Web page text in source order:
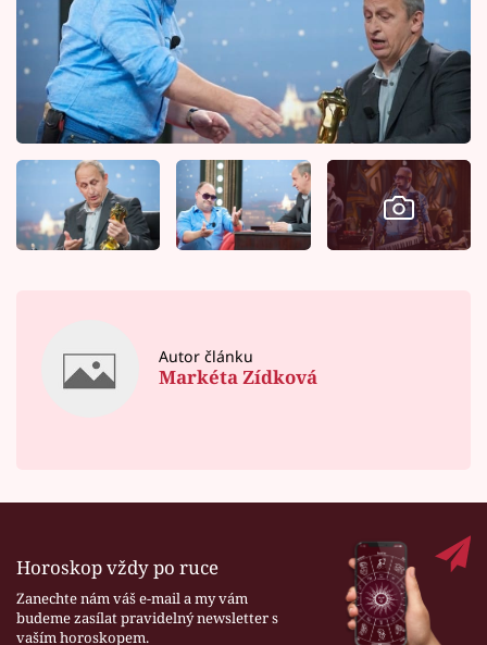
Autor článku
Markéta Zídková
Horoskop vždy po ruce
Zanechte nám váš e-mail a my vám
budeme zasílat pravidelný newsletter s
vaším horoskopem.